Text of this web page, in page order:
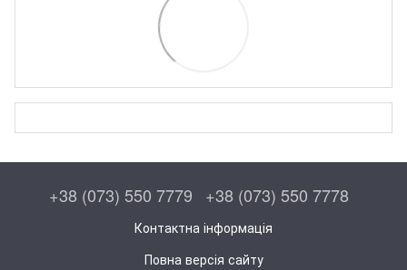
+38 (073) 550 7779 +38 (073) 550 7778
Контактна інформація
Повна версія сайту